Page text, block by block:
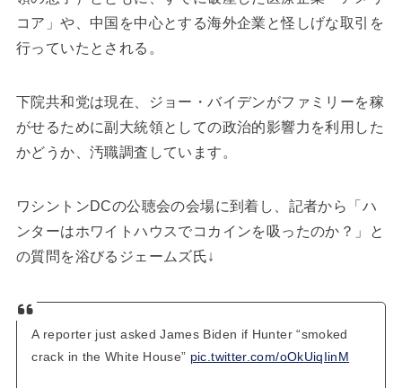
コア」や、中国を中心とする海外企業と怪しげな取引を
行っていたとされる。
下院共和党は現在、ジョー・バイデンがファミリーを稼
がせるために副大統領としての政治的影響力を利用した
かどうか、汚職調査しています。
ワシントンDCの公聴会の会場に到着し、記者から「ハ
ンターはホワイトハウスでコカインを吸ったのか？」と
の質問を浴びるジェームズ氏↓
A reporter just asked James Biden if Hunter “smoked
crack in the White House” pic.twitter.com/oOkUiqIinM